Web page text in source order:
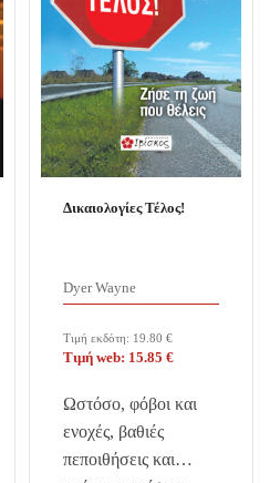
Δικαιολογίες Τέλος!
Dyer Wayne
Τιμή εκδότη: 19.80 €
Τιμή web: 15.85 €
Ωστόσο, φόβοι και
ενοχές, βαθιές
πεποιθήσεις και